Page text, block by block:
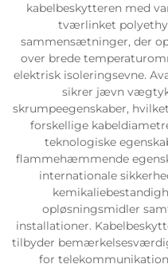
kabelbeskytteren med
tværlinket
sammensætninger, der
over brede
elektrisk isoleringsevne.
sikrer jævn
skrumpeegenskaber,
forskellige
teknologiske
flammehæmmende
internationale
opløsningsmidler
installationer.
tilbyder
for